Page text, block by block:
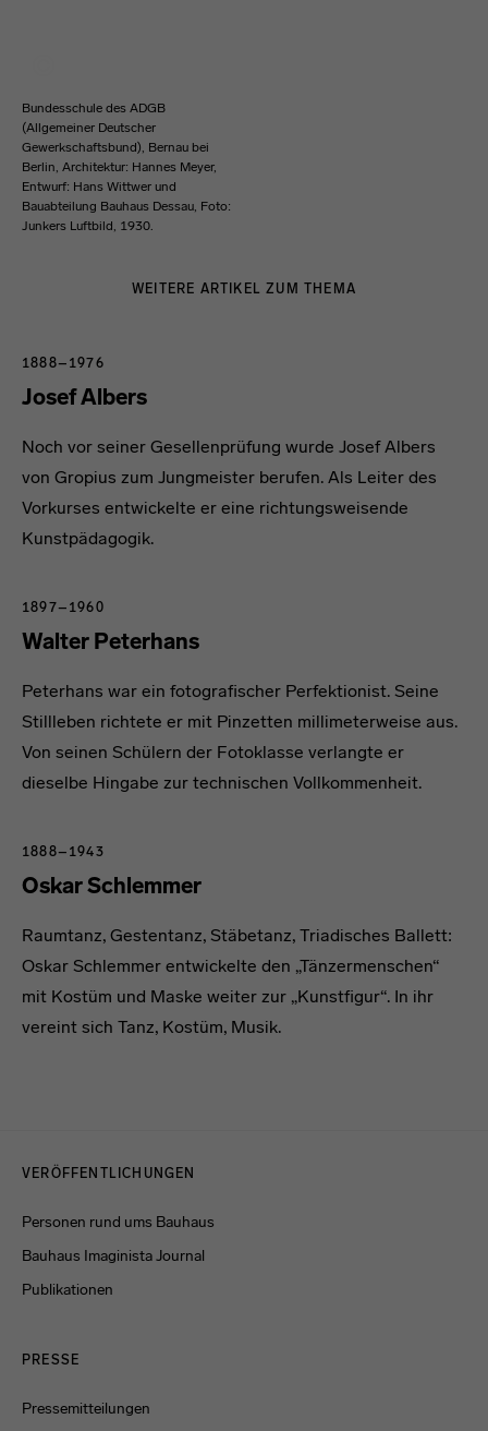
Bundesschule des ADGB
(Allgemeiner Deutscher
Gewerkschaftsbund), Bernau bei
Berlin, Architektur: Hannes Meyer,
Entwurf: Hans Wittwer und
Bauabteilung Bauhaus Dessau, Foto:
Junkers Luftbild, 1930.
WEITERE ARTIKEL ZUM THEMA
Josef Albers
1888–1976
Noch vor seiner Gesellenprüfung wurde Josef Albers
von Gropius zum Jungmeister berufen. Als Leiter des
Vorkurses entwickelte er eine richtungsweisende
Kunstpädagogik.
Walter Peterhans
1897–1960
Peterhans war ein fotografischer Perfektionist. Seine
Stillleben richtete er mit Pinzetten millimeterweise aus.
Von seinen Schülern der Fotoklasse verlangte er
dieselbe Hingabe zur technischen Vollkommenheit.
Oskar Schlemmer
1888–1943
Raumtanz, Gestentanz, Stäbetanz, Triadisches Ballett:
Oskar Schlemmer entwickelte den „Tänzermenschen“
mit Kostüm und Maske weiter zur „Kunstfigur“. In ihr
vereint sich Tanz, Kostüm, Musik.
VERÖFFENTLICHUNGEN
Personen rund ums Bauhaus
Bauhaus Imaginista Journal
Publikationen
PRESSE
Pressemitteilungen